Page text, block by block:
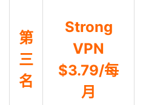
第
三
名
Strong
VPN
$3.79/每
月